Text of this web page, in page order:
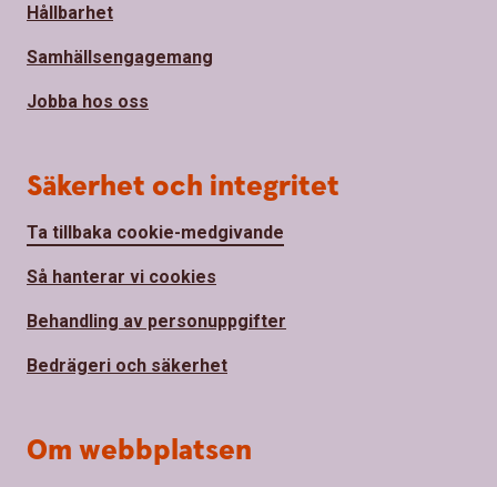
Hållbarhet
Samhällsengagemang
Jobba hos oss
Säkerhet och integritet
Ta tillbaka cookie-medgivande
Så hanterar vi cookies
Behandling av personuppgifter
Bedrägeri och säkerhet
Om webbplatsen